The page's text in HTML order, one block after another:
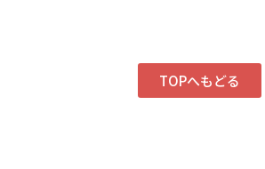
TOPへもどる